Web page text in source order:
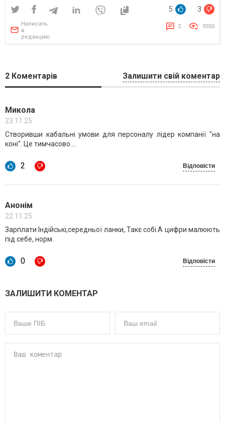
5 3
Написать
в
редакцию
2 9350
2 Коментарів Залишити свій коментар
Микола
23.11.25
Створивши кабальні умови для персоналу лідер компанії "на
коні". Це тимчасово....
2 Відповісти
Анонім
22.11.25
Зарплати Індійські,середньої ланки,.Такє собі.А цифри малюють
під себе, норм.
0 Відповісти
ЗАЛИШИТИ КОМЕНТАР